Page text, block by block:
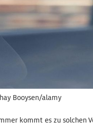
Booysen/alamy
kommt es zu solchen